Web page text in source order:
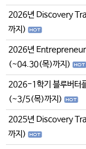
2026년 Discovery
까지)
2026년 Entrepreneur
(~04.30(목)까지)
2026-1학기 블루버터
(~3/5(목)까지)
2025년 Discovery
까지)